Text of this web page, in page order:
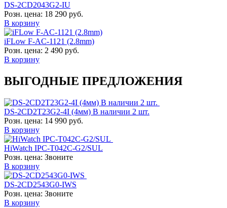
DS-2CD2043G2-IU
Розн. цена: 18 290 руб.
В корзину
iFLow F-AC-1121 (2.8mm)
Розн. цена: 2 490 руб.
В корзину
ВЫГОДНЫЕ ПРЕДЛОЖЕНИЯ
DS-2CD2T23G2-4I (4мм) В наличии 2 шт.
Розн. цена: 14 990 руб.
В корзину
HiWatch IPC-T042C-G2/SUL
Розн. цена: Звоните
В корзину
DS-2CD2543G0-IWS
Розн. цена: Звоните
В корзину